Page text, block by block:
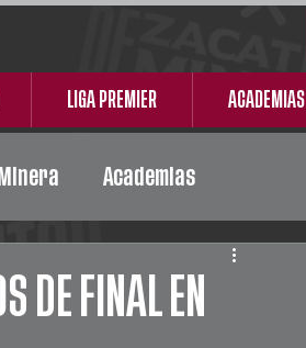
LIGA PREMIER ACADEMIAS
Academias
DE FINAL EN